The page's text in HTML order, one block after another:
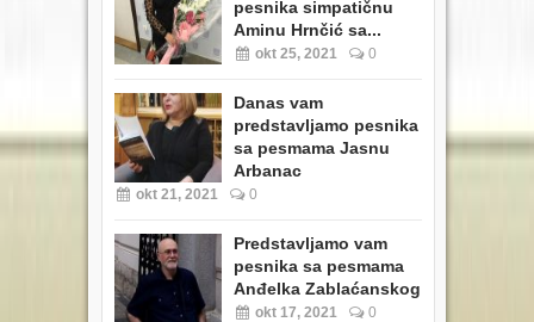
pesnika simpatičnu
Aminu Hrnčić sa...
okt 25, 2021 0
Danas vam
predstavljamo pesnika
sa pesmama Jasnu
Arbanac
okt 21, 2021 0
Predstavljamo vam
pesnika sa pesmama
Anđelka Zablaćanskog
okt 17, 2021 0